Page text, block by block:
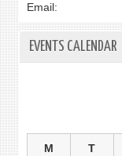
Email:
EVENTS CALENDAR
M T